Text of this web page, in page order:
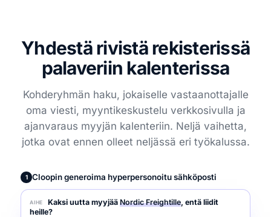
Yhdestä rivistä rekisterissä
palaveriin kalenterissa
Kohderyhmän haku, jokaiselle vastaanottajalle
oma viesti, myyntikeskustelu verkkosivulla ja
ajanvaraus myyjän kalenteriin. Neljä vaihetta,
jotka ovat ennen olleet neljässä eri työkalussa.
1 Cloopin generoima hyperpersonoitu sähköposti
AIHE Kaksi uutta myyjääNordic Freightille, entä liidit
heille?